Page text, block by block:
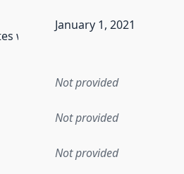
when the data in this dataset
January 1, 2021
Not provided
Not provided
Not provided